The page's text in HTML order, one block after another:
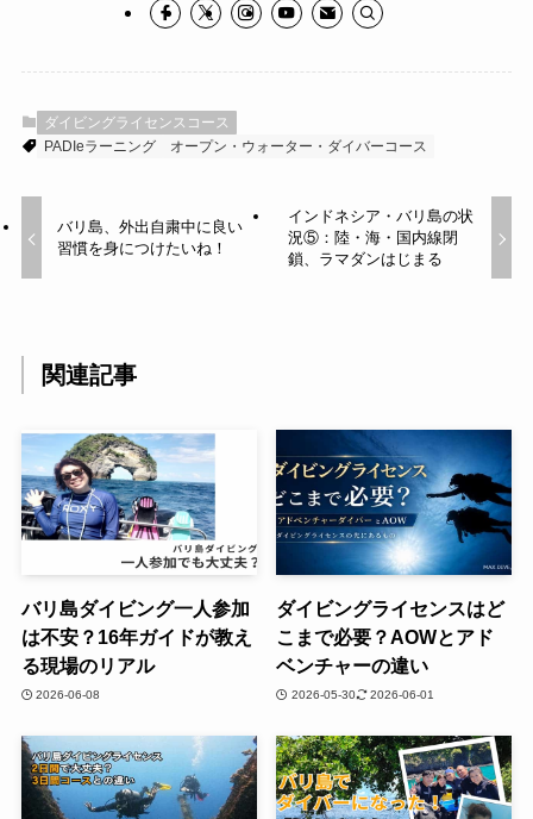
ダイビングライセンスコース
PADIeラーニング
オープン・ウォーター・ダイバーコース
バリ島、外出自粛中に良い
習慣を身につけたいね！
インドネシア・バリ島の状
況⑤：陸・海・国内線閉
鎖、ラマダンはじまる
関連記事
バリ島ダイビング一人参加
は不安？16年ガイドが教え
る現場のリアル
2026-06-08
ダイビングライセンスはど
こまで必要？AOWとアド
ベンチャーの違い
2026-05-30 2026-06-01